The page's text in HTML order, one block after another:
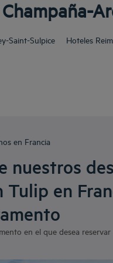
Saint-Sulpice Hoteles
en Francia
nuestros
Tulip en
en el que desea